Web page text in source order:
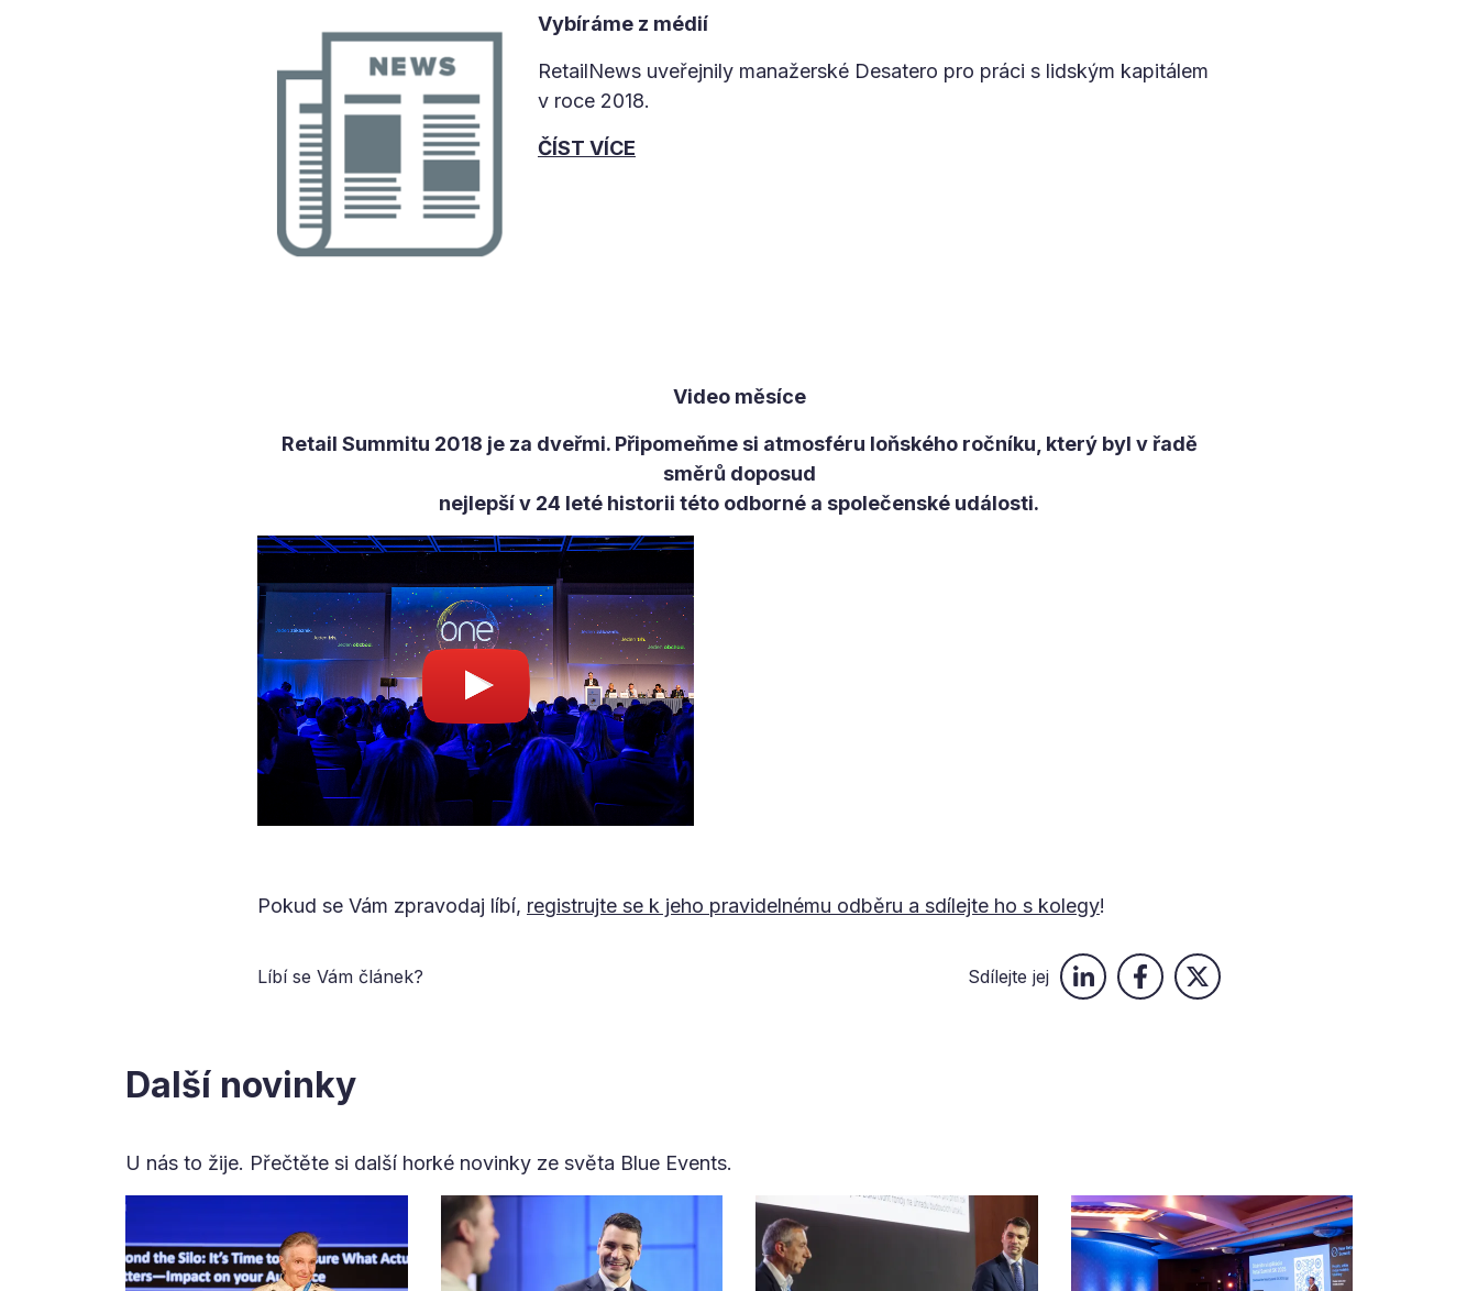
Vybíráme z médií
RetailNews uveřejnily manažerské Desatero pro práci s lidským kapitálem
v roce 2018.
ČÍST VÍCE
Video měsíce
Retail Summitu 2018 je za dveřmi. Připomeňme si atmosféru loňského ročníku, který byl v řadě
směrů doposud
nejlepší v 24 leté historii této odborné a společenské události.
Pokud se Vám zpravodaj líbí, registrujte se k jeho pravidelnému odběru a sdílejte ho s kolegy!
Líbí se Vám článek? Sdílejte jej
Další novinky
U nás to žije. Přečtěte si další horké novinky ze světa Blue Events.